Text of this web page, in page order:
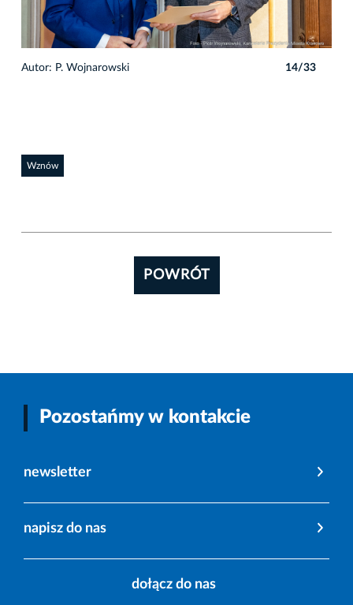
Autor: P. Wojnarowski 14/33
Wznów
POWRÓT
Pozostańmy w kontakcie
newsletter
napisz do nas
dołącz do nas